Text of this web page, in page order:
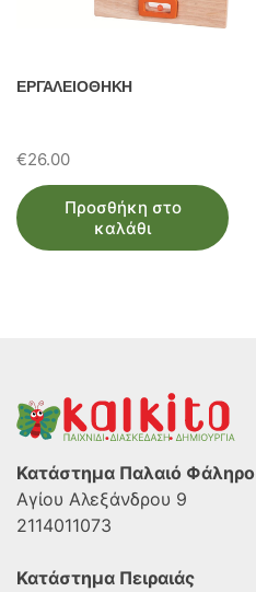
ΕΡΓΑΛΕΙΟΘΗΚΗ
€26.00
Προσθήκη στο
καλάθι
Κατάστημα Παλαιό Φάληρο
Αγίου Αλεξάνδρου 9
2114011073
Κατάστημα Πειραιάς